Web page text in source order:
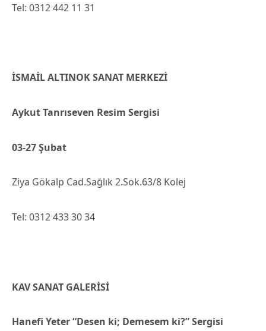
Tel: 0312 442 11 31
İSMAİL ALTINOK SANAT MERKEZİ
Aykut Tanrıseven Resim Sergisi
03-27 Şubat
Ziya Gökalp Cad.Sağlık 2.Sok.63/8 Kolej
Tel: 0312 433 30 34
KAV SANAT GALERİSİ
Hanefi Yeter “Desen ki; Demesem ki?” Sergisi